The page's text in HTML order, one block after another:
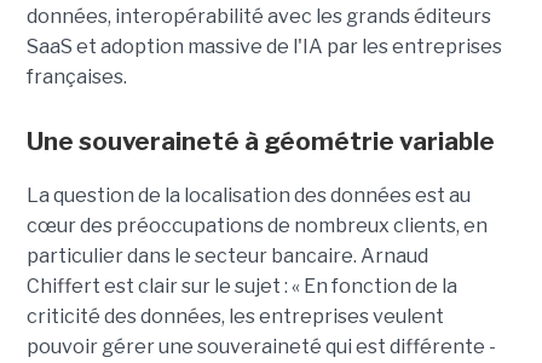
données, interopérabilité avec les grands éditeurs
SaaS et adoption massive de l'IA par les entreprises
françaises.
Une souveraineté à géométrie variable
La question de la localisation des données est au
cœur des préoccupations de nombreux clients, en
particulier dans le secteur bancaire. Arnaud
Chiffert est clair sur le sujet : « En fonction de la
criticité des données, les entreprises veulent
pouvoir gérer une souveraineté qui est différente -